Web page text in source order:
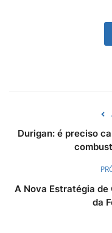
Durigan: é preciso
A Nova Estratégia
da